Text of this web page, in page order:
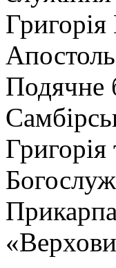
Подячне
Григорія